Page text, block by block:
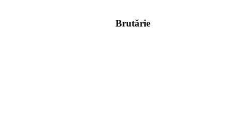
Brutărie